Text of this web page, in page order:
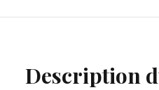
Description